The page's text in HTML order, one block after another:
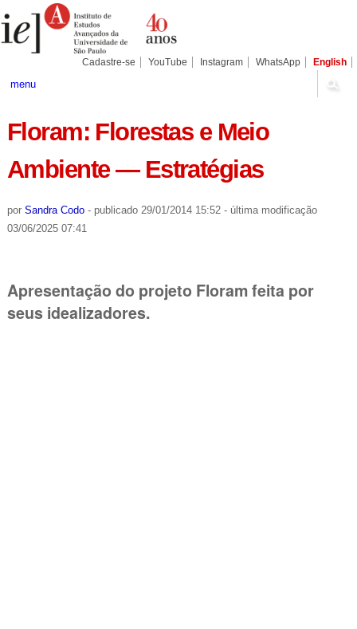
para
conteúdo.
Pessoais
Cadastre-se YouTube Instagram WhatsApp English
menu
Floram: Florestas e Meio
Ambiente — Estratégias
por Sandra Codo - publicado29/01/2014 15:52 - última modificação
03/06/2025 07:41
Apresentação do projeto Floram feita por
seus idealizadores.